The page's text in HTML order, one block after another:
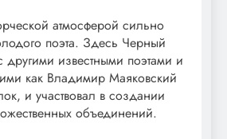
атмосферой сильно
поэта. Здесь Черный
другими известными поэтами и
как Владимир Маяковский
и участвовал в создании
объединений.